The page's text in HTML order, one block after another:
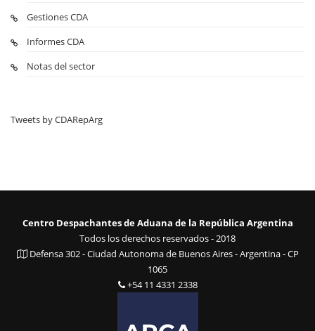
Gestiones CDA
Informes CDA
Notas del sector
Tweets by CDARepArg
Centro Despachantes de Aduana de la República Argentina
Todos los derechos reservados - 2018
Defensa 302 - Ciudad Autonoma de Buenos Aires - Argentina - CP
1065
+54 11 4331 2338